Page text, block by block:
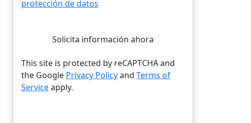
protección de datos
Solicita información ahora
This site is protected by reCAPTCHA and
the Google Privacy Policyand Terms of
Serviceapply.